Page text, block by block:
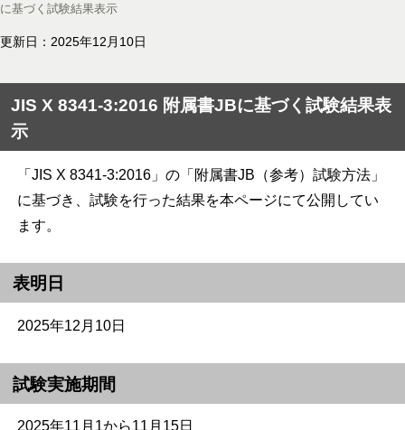
に基づく試験結果表示
更新日：2025年12月10日
JIS X 8341-3:2016 附属書JBに基づく試験結果表
示
「JIS X 8341-3:2016」の「附属書JB（参考）試験方法」
に基づき、試験を行った結果を本ページにて公開してい
ます。
表明日
2025年12月10日
試験実施期間
2025年11月1から11月15日